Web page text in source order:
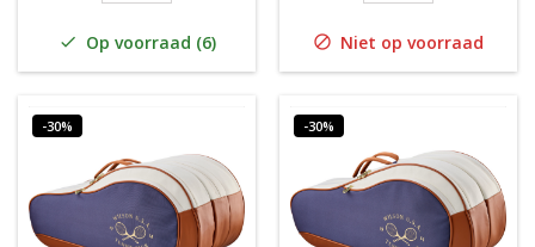
 Op voorraad (6)  Niet op voorraad
-30% -30%